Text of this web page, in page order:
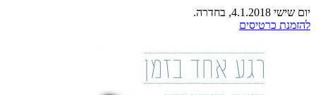
יום שישי 4.1.2018, בחדרה.
להזמנת כרטיסים